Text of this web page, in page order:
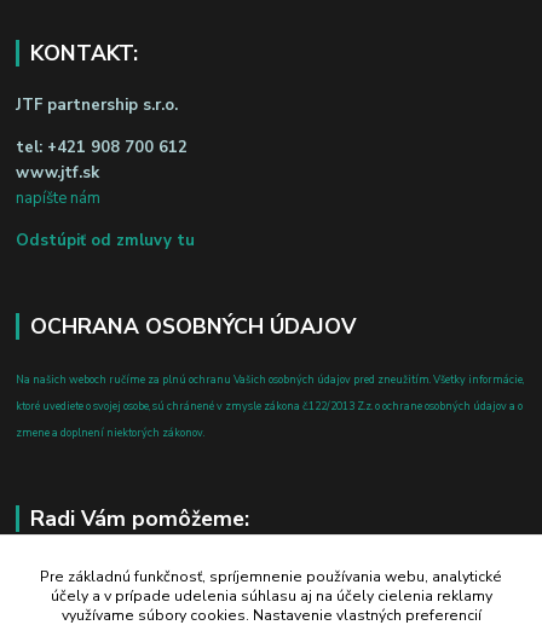
KONTAKT:
JTF partnership s.r.o.
tel: +421 908 700 612
www.jtf.sk
napíšte nám
Odstúpiť od zmluvy tu
OCHRANA OSOBNÝCH ÚDAJOV
Na našich weboch ručíme za plnú ochranu Vašich osobných údajov pred zneužitím. Všetky informácie,
ktoré uvediete o svojej osobe, sú chránené v zmysle zákona č.122/2013 Z.z. o ochrane osobných údajov a o
zmene a doplnení niektorých zákonov.
Radi Vám pomôžeme:
+421 908 700 612
po-pia: 8.00 - 16.00
Pre základnú funkčnosť, spríjemnenie používania webu, analytické
účely a v prípade udelenia súhlasu aj na účely cielenia reklamy
využívame súbory cookies. Nastavenie vlastných preferencií